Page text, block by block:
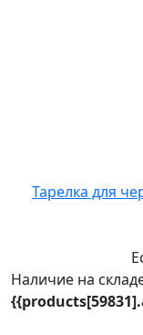
Тарелка для
Наличие на